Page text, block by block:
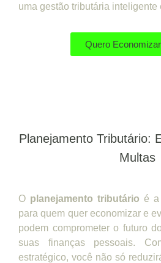
uma gestão tributária inteligente
Quero
Planejamento Tributário:
Multas
O planejamento tributário é a
para quem quer economizar e
podem comprometer o futuro
suas finanças pessoais.
estratégico, você não só